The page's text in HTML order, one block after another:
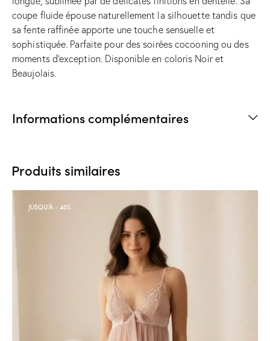
coupe fluide épouse naturellement la silhouette tandis que
sa fente raffinée apporte une touche sensuelle et
sophistiquée. Parfaite pour des soirées cocooning ou des
moments d’exception. Disponible en coloris Noir et
Beaujolais.
Informations complémentaires
Produits similaires
JUSQU'À- 40%